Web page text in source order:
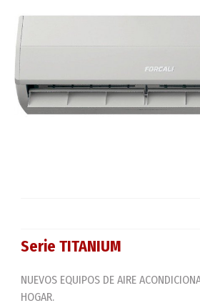
Serie TITANIUM
NUEVOS EQUIPOS DE AIRE
HOGAR.